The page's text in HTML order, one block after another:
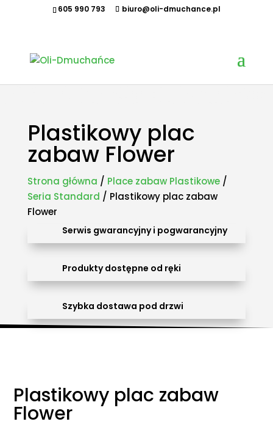
605 990 793 biuro@oli-dmuchance.pl
Oferujemy zamki dmuchane, zjeżdżalnie dmuchane, zjeżdżalnie wodne, dmuchane place zabaw,
tory przeszkód, zamki weselne, parki wodne dmuchane, namioty dmuchane, hale namiotowe,
wynajem dmuchańców, organizacja imprez plenerowych, piana party, popcorn, wata cukrowa,
Plastikowy plac
zabaw Flower
Strona główna / Place zabaw Plastikowe/
Seria Standard / Plastikowy plac zabaw
Flower
Serwis gwarancyjny i pogwarancyjny
Produkty dostępne od ręki
Szybka dostawa pod drzwi
Plastikowy plac zabaw
Flower